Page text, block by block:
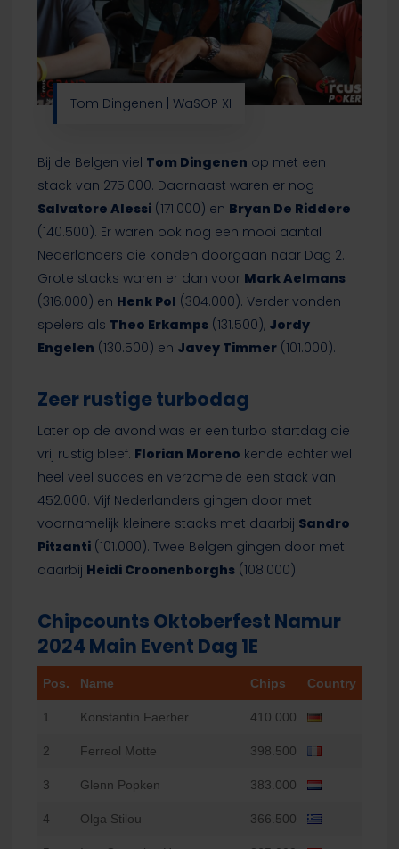
Tom Dingenen | WaSOP XI
Bij de Belgen viel Tom Dingenen op met een
stack van 275.000. Daarnaast waren er nog
Salvatore Alessi(171.000) en Bryan De Riddere
(140.500). Er waren ook nog een mooi aantal
Nederlanders die konden doorgaan naar Dag 2.
Grote stacks waren er dan voor Mark Aelmans
(316.000) en Henk Pol (304.000). Verder vonden
spelers als Theo Erkamps(131.500), Jordy
Engelen (130.500) en Javey Timmer(101.000).
Zeer rustige turbodag
Later op de avond was er een turbo startdag die
vrij rustig bleef. Florian Moreno kende echter wel
heel veel succes en verzamelde een stack van
452.000. Vijf Nederlanders gingen door met
voornamelijk kleinere stacks met daarbij Sandro
Pitzanti(101.000). Twee Belgen gingen door met
daarbij Heidi Croonenborghs(108.000).
Chipcounts Oktoberfest Namur
2024 Main Event Dag 1E
Pos. Name Chips Country
1 Konstantin Faerber 410.000
2 Ferreol Motte 398.500
3 Glenn Popken 383.000
4 Olga Stilou 366.500